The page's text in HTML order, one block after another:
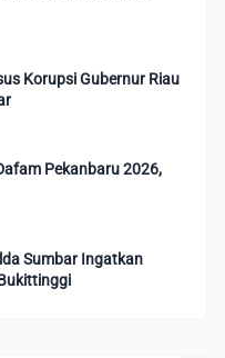
Korupsi Gubernur Riau
Pekanbaru 2026,
Sumbar Ingatkan